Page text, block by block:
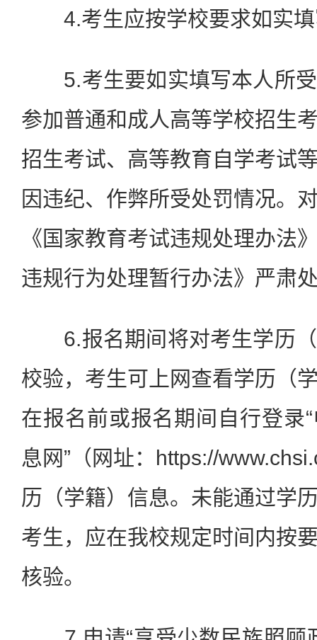
4.考生应按学校要求如实填
5.考生要如实填写本人所受
参加普通和成人高等学校招生
招生考试、高等教育自学考试
因违纪、作弊所受处罚情况。
《国家教育考试违规处理办法
违规行为处理暂行办法》严肃
6.报名期间将对考生学历（
校验，考生可上网查看学历（
在报名前或报名期间自行登录
息网”（网址：https://
历（学籍）信息。未能通过学
考生，应在我校规定时间内按
核验。